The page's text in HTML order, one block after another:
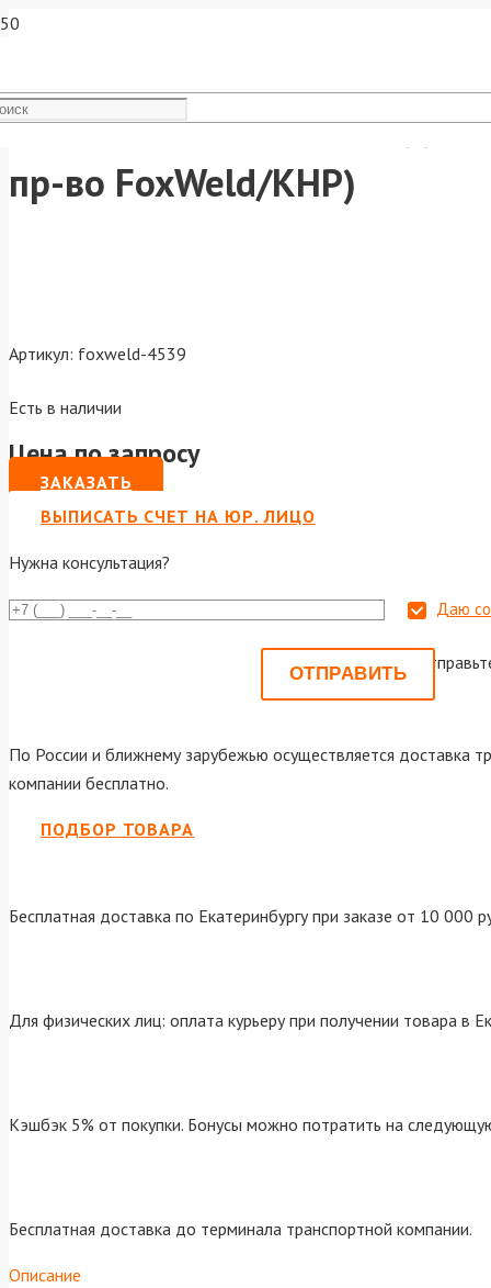
FoxWeld Сопло MIG-36
пр-во FoxWeld/КНР)
Артикул: foxweld-4539
Есть в наличии
Цена по запросу
ЗАКАЗАТЬ
ВЫПИСАТЬ СЧЕТ НА ЮР. ЛИЦО
Нужна консультация?
Даю
Или
По России и ближнему зарубежью осуществляется доставка
компании бесплатно.
ПОДБОР ТОВАРА
Бесплатная доставка по Екатеринбургу при заказе от 10 000
Для физических лиц: оплата курьеру при получении товара в
Кэшбэк 5% от покупки. Бонусы можно потратить на
Бесплатная доставка до терминала транспортной компании.
Описание